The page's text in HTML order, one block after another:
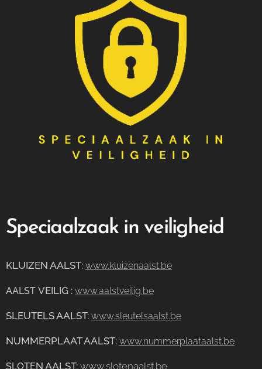
Speciaalzaak in veiligheid
KLUIZEN AALST: www.kluizenaalst.be
AALST VEILIG : www.aalstveilig.be
SLEUTELS AALST: www.sleutelsaalst.be
NUMMERPLAAT AALST: www.nummerplaataalst.be
SLOTEN AALST: www.slotenaalst.be